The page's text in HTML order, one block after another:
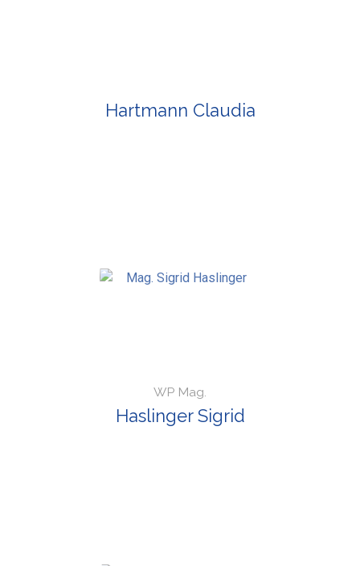
Hartmann Claudia
WP Mag.
Haslinger Sigrid